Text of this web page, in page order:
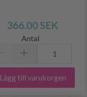
366.00 SEK
Antal
Lägg till varukorgen